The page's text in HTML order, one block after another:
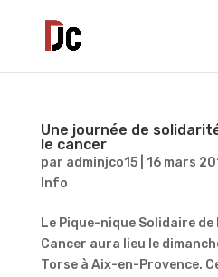
Une journée de
le cancer
par adminjco15| 16 mars
Info
Le Pique-nique Solidaire
Cancer aura lieu le
Torse à Aix-en-Provence.